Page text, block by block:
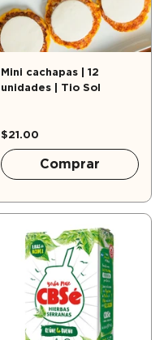
Mini cachapas | 12
unidades | Tio Sol
$21.00
Comprar